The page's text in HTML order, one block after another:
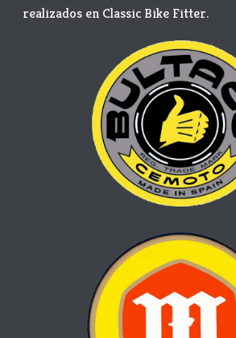
realizados en Classic Bike Fitter.